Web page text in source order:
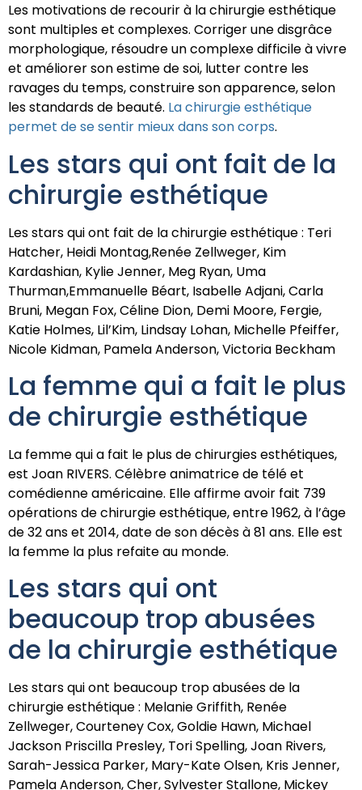
Les motivations de recourir à la chirurgie esthétique
sont multiples et complexes. Corriger une disgrâce
morphologique, résoudre un complexe difficile à vivre
et améliorer son estime de soi, lutter contre les
ravages du temps, construire son apparence, selon
les standards de beauté. La chirurgie esthétique
permet de se sentir mieux dans son corps.
Les stars qui ont fait de la
chirurgie esthétique
Les stars qui ont fait de la chirurgie esthétique : Teri
Hatcher, Heidi Montag,Renée Zellweger, Kim
Kardashian, Kylie Jenner, Meg Ryan, Uma
Thurman,Emmanuelle Béart, Isabelle Adjani, Carla
Bruni, Megan Fox, Céline Dion, Demi Moore, Fergie,
Katie Holmes, Lil’Kim, Lindsay Lohan, Michelle Pfeiffer,
Nicole Kidman, Pamela Anderson, Victoria Beckham
La femme qui a fait le plus
de chirurgie esthétique
La femme qui a fait le plus de chirurgies esthétiques,
est Joan RIVERS. Célèbre animatrice de télé et
comédienne américaine. Elle affirme avoir fait 739
opérations de chirurgie esthétique, entre 1962, à l’âge
de 32 ans et 2014, date de son décès à 81 ans. Elle est
la femme la plus refaite au monde.
Les stars qui ont
beaucoup trop abusées
de la chirurgie esthétique
Les stars qui ont beaucoup trop abusées de la
chirurgie esthétique : Melanie Griffith, Renée
Zellweger, Courteney Cox, Goldie Hawn, Michael
Jackson Priscilla Presley, Tori Spelling, Joan Rivers,
Sarah-Jessica Parker, Mary-Kate Olsen, Kris Jenner,
Pamela Anderson, Cher, Sylvester Stallone, Mickey